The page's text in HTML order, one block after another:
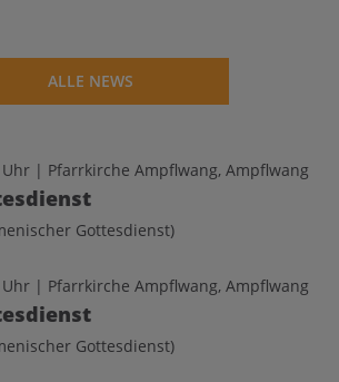
ALLE NEWS
Uhr | Pfarrkirche Ampflwang, Ampflwang
Gottesdienst)
Uhr | Pfarrkirche Ampflwang, Ampflwang
Gottesdienst)